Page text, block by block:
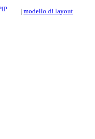
| modello di layout